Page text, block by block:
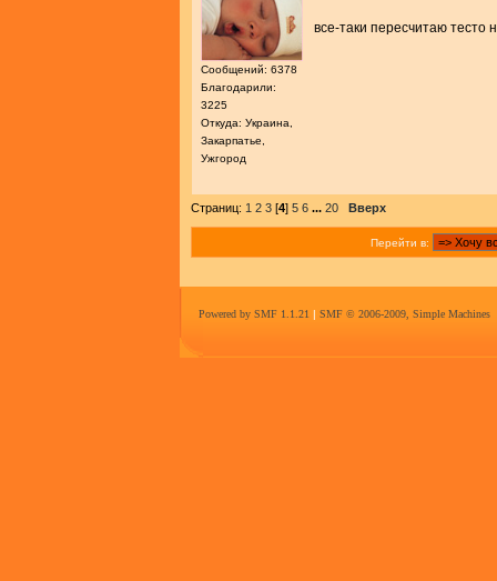
Сообщений: 6378
Благодарили:
3225
Откуда: Украина,
Закарпатье,
Ужгород
все-таки пересчитаю тесто
Страниц: 1 2 3 [4] 5 6 ... 20 Вверх
Перейти в:
Powered by SMF 1.1.21 | SMF © 2006-2009, Simple Machines